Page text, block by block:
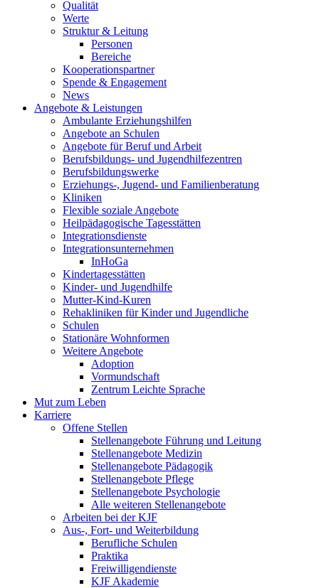
Qualität
Werte
Struktur & Leitung
Personen
Bereiche
Kooperationspartner
Spende & Engagement
News
Angebote & Leistungen
Ambulante Erziehungshilfen
Angebote an Schulen
Angebote für Beruf und Arbeit
Berufsbildungs- und Jugendhilfezentren
Berufsbildungswerke
Erziehungs-, Jugend- und Familienberatung
Kliniken
Flexible soziale Angebote
Heilpädagogische Tagesstätten
Integrationsdienste
Integrationsunternehmen
InHoGa
Kindertagesstätten
Kinder- und Jugendhilfe
Mutter-Kind-Kuren
Rehakliniken für Kinder und Jugendliche
Schulen
Stationäre Wohnformen
Weitere Angebote
Adoption
Vormundschaft
Zentrum Leichte Sprache
Mut zum Leben
Karriere
Offene Stellen
Stellenangebote Führung und Leitung
Stellenangebote Medizin
Stellenangebote Pädagogik
Stellenangebote Pflege
Stellenangebote Psychologie
Alle weiteren Stellenangebote
Arbeiten bei der KJF
Aus-, Fort- und Weiterbildung
Berufliche Schulen
Praktika
Freiwilligendienste
KJF Akademie